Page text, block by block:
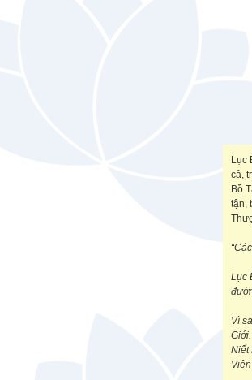
Lục
cả,
Bồ
tận,
Lục
Vì
Niết